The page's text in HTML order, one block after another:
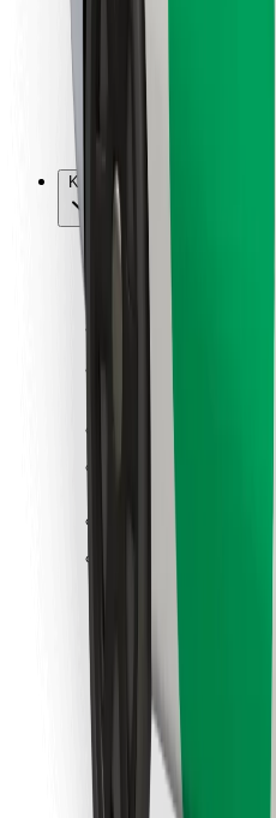
Automobilių nuomos
Restoranams
„Bolt for Business“
Kita
Paslaugų teikėjai
Sąlygos
Automobilis atvyks per
Atsisiųsti
Raskite savo mėgstamą
Atsisiųsti